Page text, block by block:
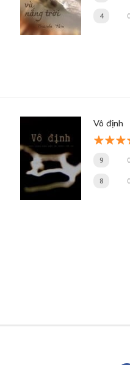
4
Vô định
9
8